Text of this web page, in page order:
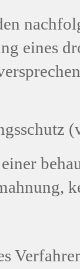
eines